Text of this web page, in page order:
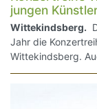
jungen
Wittekindsberg.
Jahr die
Wittekindsberg.